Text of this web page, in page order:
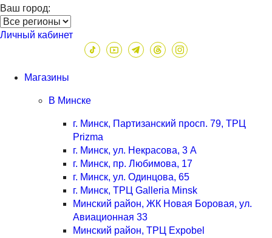
Ваш город:
Личный кабинет
Магазины
В Минске
г. Минск, Партизанский просп. 79, ТРЦ
Prizma
г. Минск, ул. Некрасова, 3 А
г. Минск, пр. Любимова, 17
г. Минск, ул. Одинцова, 65
г. Минск, ТРЦ Galleria Minsk
Минский район, ЖК Новая Боровая, ул.
Авиационная 33
Минский район, ТРЦ Expobel